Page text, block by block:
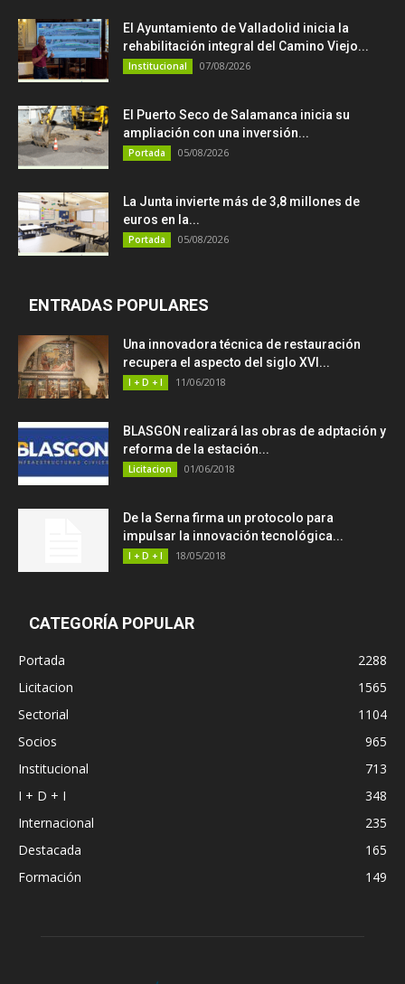
El Ayuntamiento de Valladolid inicia la
rehabilitación integral del Camino Viejo...
Institucional 07/08/2026
El Puerto Seco de Salamanca inicia su
ampliación con una inversión...
Portada 05/08/2026
La Junta invierte más de 3,8 millones de
euros en la...
Portada 05/08/2026
ENTRADAS POPULARES
Una innovadora técnica de restauración
recupera el aspecto del siglo XVI...
I + D + I 11/06/2018
BLASGON realizará las obras de adptación y
reforma de la estación...
Licitacion 01/06/2018
De la Serna firma un protocolo para
impulsar la innovación tecnológica...
I + D + I 18/05/2018
CATEGORÍA POPULAR
Portada
2288
Licitacion
1565
Sectorial
1104
Socios
965
Institucional
713
I + D + I
348
Internacional
235
Destacada
165
Formación
149